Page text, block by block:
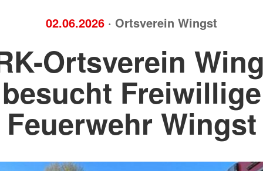
02.06.2026 · Ortsverein Wingst
Ortsverein
besucht Freiwillige
Feuerwehr Wingst